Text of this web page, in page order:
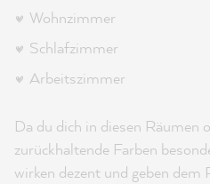
Wohnzimmer
Schlafzimmer
Arbeitszimmer
Da du dich in diesen Räumen
zurückhaltende Farben
wirken dezent und geben dem